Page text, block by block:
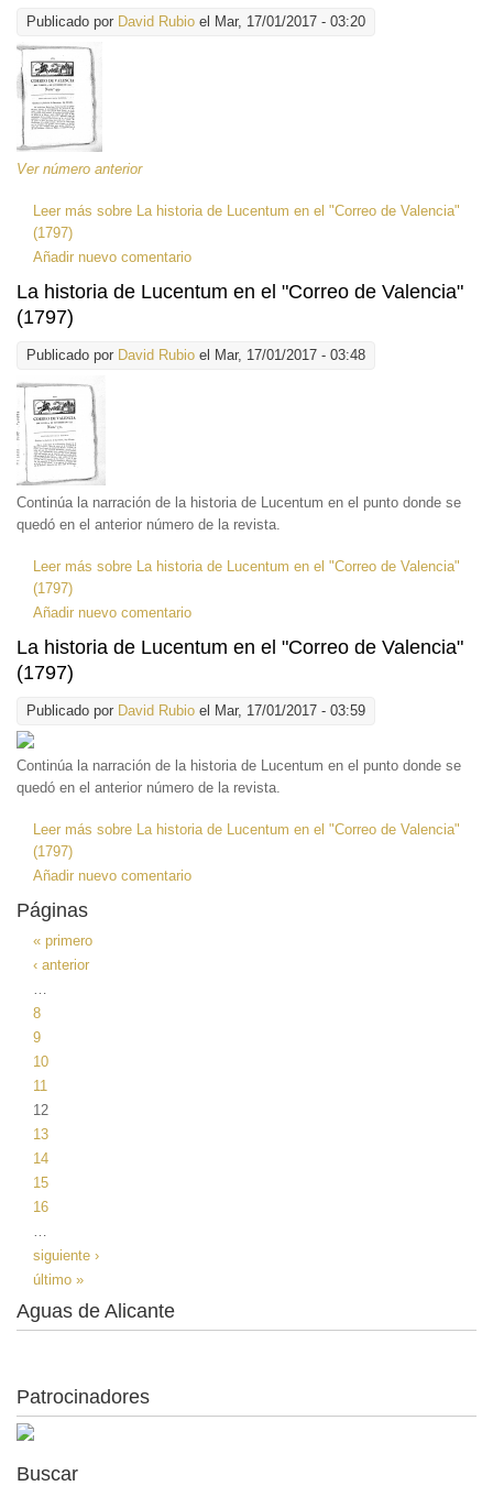
Publicado por David Rubio el Mar, 17/01/2017 - 03:20
Ver número anterior
Leer más sobre La historia de Lucentum en el "Correo de Valencia"
(1797)
Añadir nuevo comentario
La historia de Lucentum en el "Correo de Valencia"
(1797)
Publicado por David Rubio el Mar, 17/01/2017 - 03:48
Continúa la narración de la historia de Lucentum en el punto donde se
quedó en el anterior número de la revista.
Leer más sobre La historia de Lucentum en el "Correo de Valencia"
(1797)
Añadir nuevo comentario
La historia de Lucentum en el "Correo de Valencia"
(1797)
Publicado por David Rubio el Mar, 17/01/2017 - 03:59
Continúa la narración de la historia de Lucentum en el punto donde se
quedó en el anterior número de la revista.
Leer más sobre La historia de Lucentum en el "Correo de Valencia"
(1797)
Añadir nuevo comentario
Páginas
« primero
‹ anterior
8
9
10
11
12
13
14
15
16
siguiente ›
último »
Aguas de Alicante
Patrocinadores
Buscar